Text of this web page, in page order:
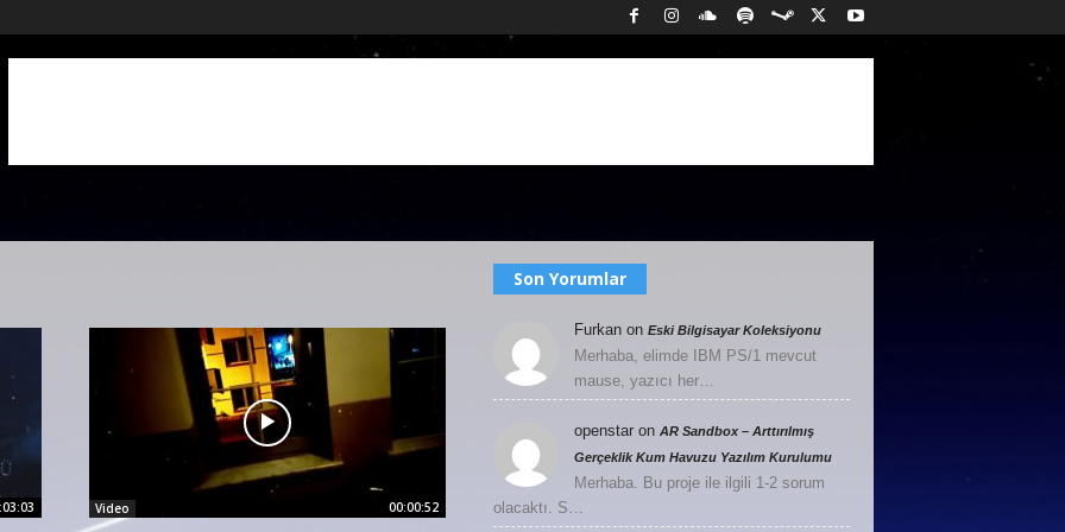
00:00:52
Video
Son Yorumlar
Furkan on Eski Bilgisayar Koleksiyonu
Merhaba, elimde IBM PS/1 mevcut
mause, yazıcı her…
openstar on AR Sandbox – Arttırılmış
Gerçeklik Kum Havuzu Yazılım Kurulumu
Merhaba. Bu proje ile ilgili 1-2 sorum
olacaktı. S…